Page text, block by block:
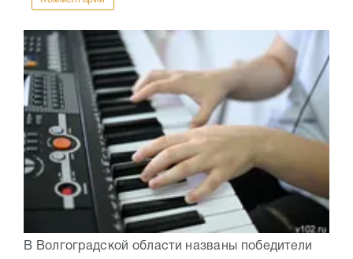
В Волгоградской области названы победители